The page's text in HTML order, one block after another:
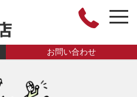
お問い合わせ